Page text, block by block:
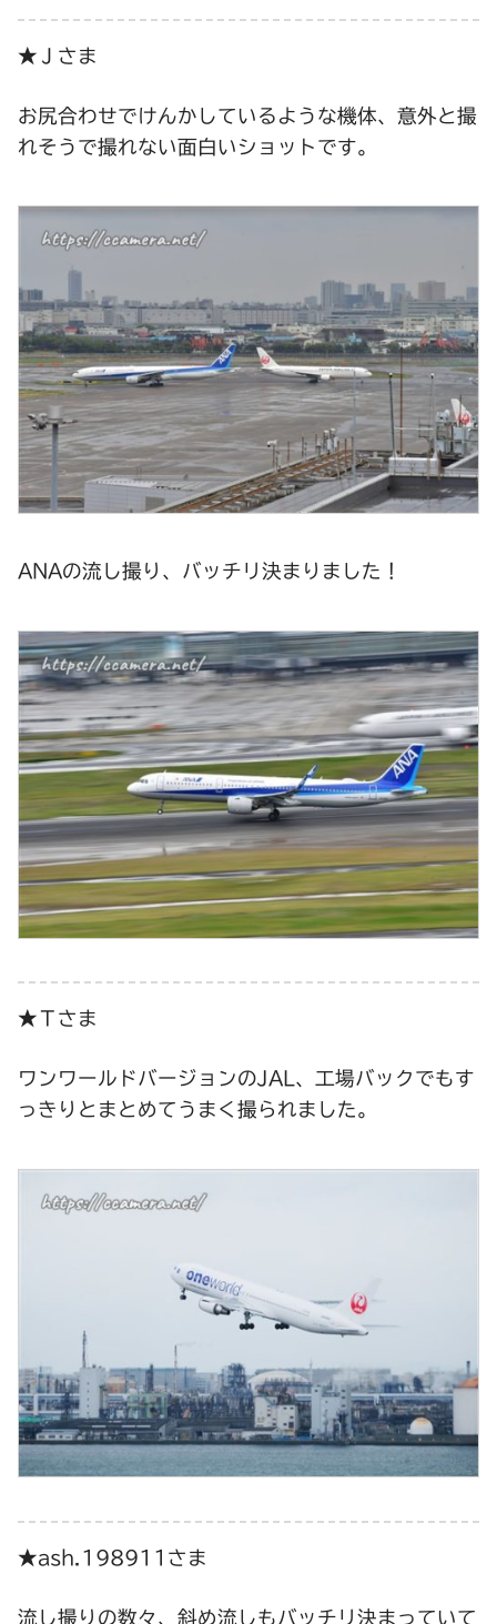
★Ｊさま
お尻合わせでけんかしているような機体、意外と撮
れそうで撮れない面白いショットです。
ANAの流し撮り、バッチリ決まりました！
★Ｔさま
ワンワールドバージョンのJAL、工場バックでもす
っきりとまとめてうまく撮られました。
★ash.198911さま
流し撮りの数々、斜め流しもバッチリ決まっていて